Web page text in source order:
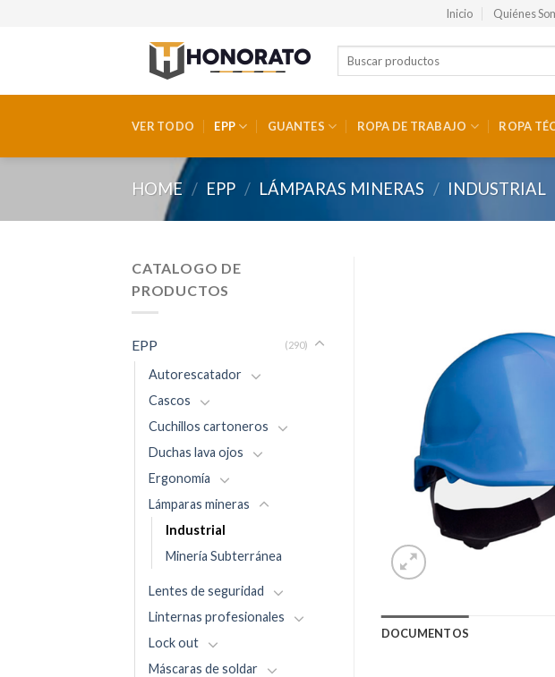
Inicio Quiénes
VER TODO EPP GUANTES ROPA DE TRABAJO ROPA
HOME / EPP / LÁMPARAS MINERAS / INDUSTRIAL
CATALOGO DE
PRODUCTOS
EPP (290)
Autorescatador
Cascos
Cuchillos cartoneros
Duchas lava ojos
Ergonomía
Lámparas mineras
Industrial
Minería Subterránea
Lentes de seguridad
Linternas profesionales
Lock out
Máscaras de soldar
DOCUMENTOS